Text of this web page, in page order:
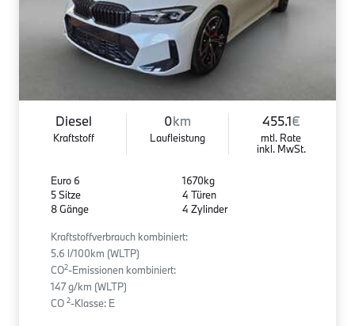
Diesel
Kraftstoff
0km
Laufleistung
455.1€
mtl. Rate
inkl. MwSt.
Euro 6
5 Sitze
8 Gänge
1670kg
4 Türen
4 Zylinder
Kraftstoffverbrauch kombiniert:
5.6 l/100km (WLTP)
CO2-Emissionen kombiniert:
147 g/km (WLTP)
CO 2-Klasse: E